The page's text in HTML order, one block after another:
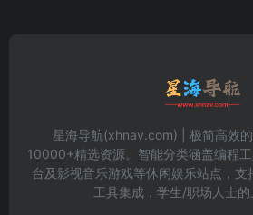
星海导航(xhnav.com) | 极简高效
10000+精选资源。智能分类涵盖编程
台及影视音乐游戏等休闲娱乐站点，支
工具集成，学生/职场人士的